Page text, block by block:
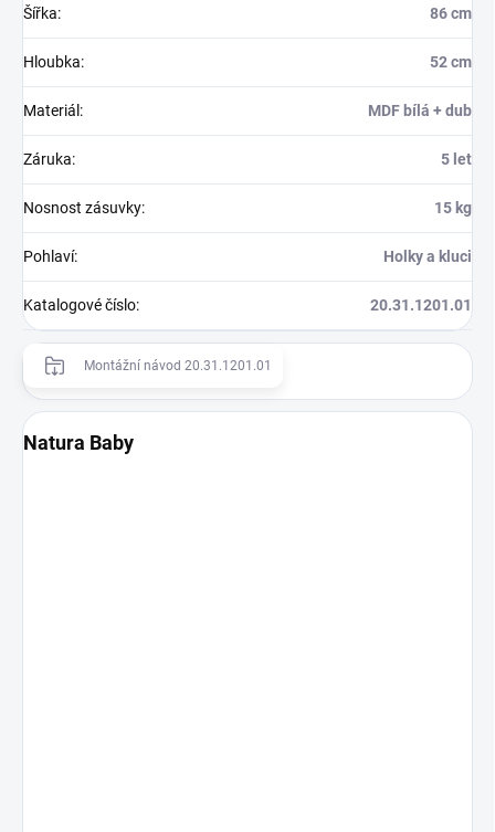
Šířka: 86 cm
Hloubka: 52 cm
Materiál : MDF bílá + dub
Záruka: 5 let
Nosnost zásuvky: 15 kg
Pohlaví: Holky a kluci
Katalogové číslo: 20.31.1201.01
Montážní návod 20.31.1201.01
Natura Baby